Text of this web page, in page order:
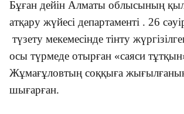
Бұған дейін Алматы облысының
атқару жүйесі департаменті . 26
түзету мекемесінде тінту
осы түрмеде отырған «саяси
Жұмағұловтың соққыға
шығарған.